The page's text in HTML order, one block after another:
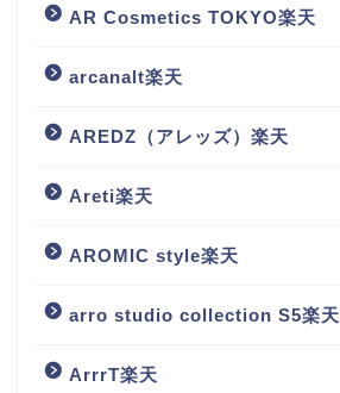
AR Cosmetics TOKYO楽天
arcanalt楽天
AREDZ（アレッズ）楽天
Areti楽天
AROMIC style楽天
arro studio collection S5楽天
ArrrT楽天